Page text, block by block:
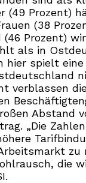
(49 Prozent)
(38
Prozent)
als in
hier spielt
verblassen
Abstand
„Die
zu
die